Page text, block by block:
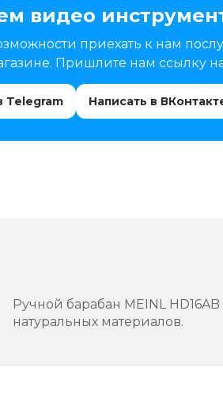
видео
приехать к нам
Пришлите нам ссылку
Telegram Написать в
Ручной барабан MEINL
натуральных материалов.